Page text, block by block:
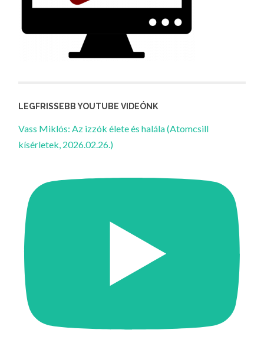
LEGFRISSEBB YOUTUBE VIDEÓNK
Vass Miklós: Az izzók élete és halála (Atomcsill
kísérletek, 2026.02.26.)